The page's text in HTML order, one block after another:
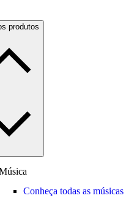
produtos
Conheça todas as músicas